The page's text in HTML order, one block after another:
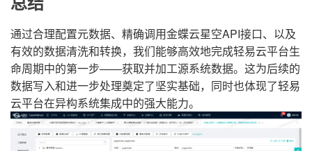
通过合理配置元数据、精确调用金蝶云星空API接口、以及
有效的数据清洗和转换，我们能够高效地完成轻易云平台生
命周期中的第一步——获取并加工源系统数据。这为后续的
数据写入和进一步处理奠定了坚实基础，同时也体现了轻易
云平台在异构系统集成中的强大能力。